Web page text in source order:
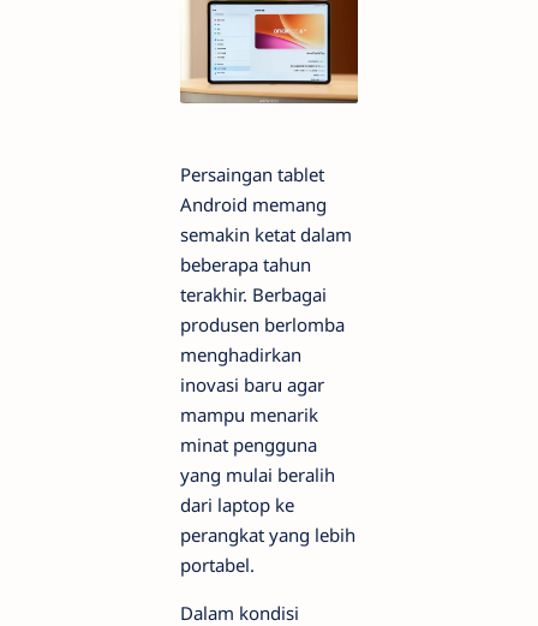
Persaingan tablet
Android memang
semakin ketat dalam
beberapa tahun
terakhir. Berbagai
produsen berlomba
menghadirkan
inovasi baru agar
mampu menarik
minat pengguna
yang mulai beralih
dari laptop ke
perangkat yang lebih
portabel.
Dalam kondisi